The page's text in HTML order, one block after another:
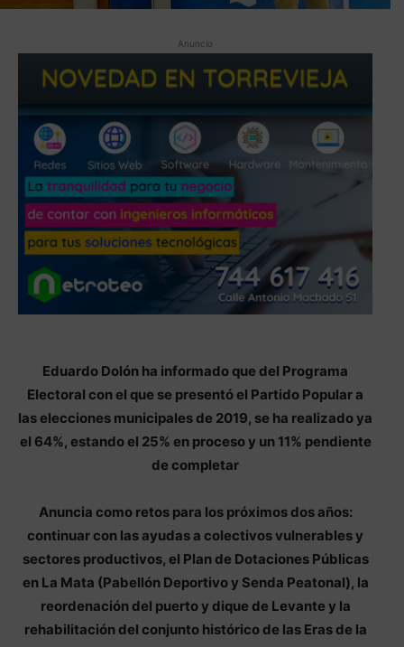
Anuncio
Eduardo Dolón ha informado que del Programa
Electoral con el que se presentó el Partido Popular a
las elecciones municipales de 2019, se ha realizado ya
el 64%, estando el 25% en proceso y un 11% pendiente
de completar
Anuncia como retos para los próximos dos años:
continuar con las ayudas a colectivos vulnerables y
sectores productivos, el Plan de Dotaciones Públicas
en La Mata (Pabellón Deportivo y Senda Peatonal), la
reordenación del puerto y dique de Levante y la
rehabilitación del conjunto histórico de las Eras de la